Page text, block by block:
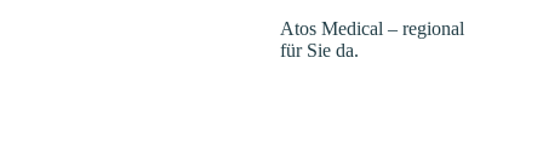
Atos Medical – regional
für Sie da.